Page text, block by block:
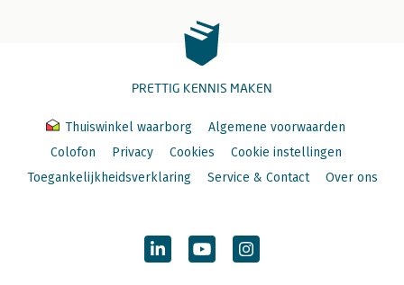
PRETTIG KENNIS MAKEN
Thuiswinkel waarborg
Algemene voorwaarden
Colofon
Privacy Cookies
Cookie instellingen
Toegankelijkheidsverklaring
Service & Contact Over ons